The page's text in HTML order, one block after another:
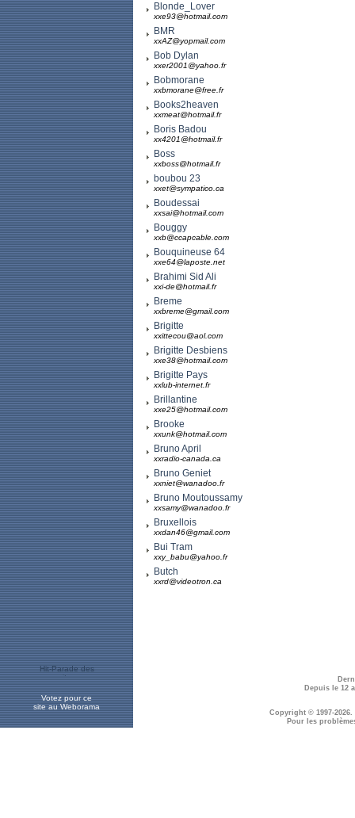
Blonde_Lover
xxe93@hotmail.com
BMR
xxAZ@yopmail.com
Bob Dylan
xxer2001@yahoo.fr
Bobmorane
xxbmorane@free.fr
Books2heaven
xxmeat@hotmail.fr
Boris Badou
xx4201@hotmail.fr
Boss
xxboss@hotmail.fr
boubou 23
xxet@sympatico.ca
Boudessai
xxsai@hotmail.com
Bouggy
xxb@ccapcable.com
Bouquineuse 64
xxe64@laposte.net
Brahimi Sid Ali
xxi-de@hotmail.fr
Breme
xxbreme@gmail.com
Brigitte
xxittecou@aol.com
Brigitte Desbiens
xxe38@hotmail.com
Brigitte Pays
xxlub-internet.fr
Brillantine
xxe25@hotmail.com
Brooke
xxunk@hotmail.com
Bruno April
xxradio-canada.ca
Bruno Geniet
xxniet@wanadoo.fr
Bruno Moutoussamy
xxsamy@wanadoo.fr
Bruxellois
xxdan46@gmail.com
Bui Tram
xxy_babu@yahoo.fr
Butch
xxrd@videotron.ca
Votez pour ce
site au Weborama
Depuis le 12
Copyright © 1997-2026.
Pour les